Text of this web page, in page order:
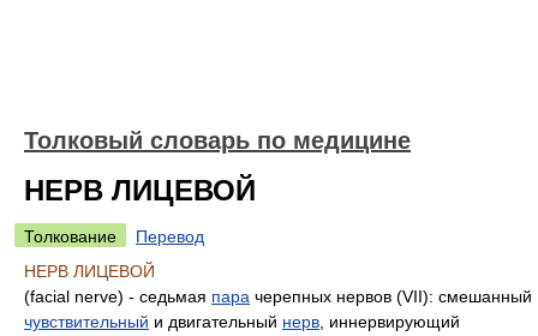
Толковый словарь по медицине
НЕРВ ЛИЦЕВОЙ
Толкование
Перевод
НЕРВ ЛИЦЕВОЙ
(facial nerve) - седьмая пара черепных нервов (VII): смешанный
чувствительный и двигательный нерв , иннервирующий